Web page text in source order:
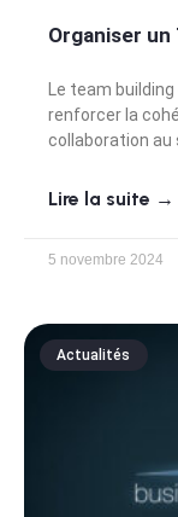
Organiser un
Le team
renforcer la
collaboration au
Lire la suite →
5 novembre 2024
Actualités